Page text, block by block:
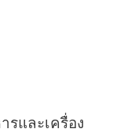
รและเครื่อง